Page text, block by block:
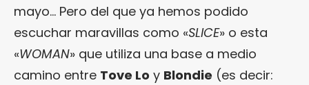
mayo… Pero del que ya hemos podido
escuchar maravillas como «SLICE» o esta
«WOMAN» que utiliza una base a medio
camino entre Tove Lo y Blondie (es decir: